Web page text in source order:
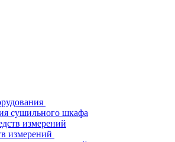
сушильного шкафа
измерений
измерений